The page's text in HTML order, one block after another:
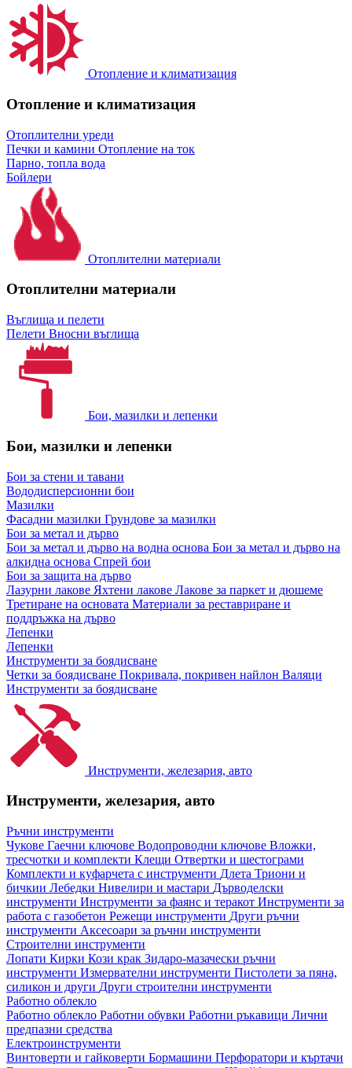
Отопление и климатизация
Отопление и климатизация
Отоплителни уреди
Печки и камини Отопление на ток
Парно, топла вода
Бойлери
Отоплителни материали
Отоплителни материали
Въглища и пелети
Пелети Вносни въглища
Бои, мазилки и лепенки
Бои, мазилки и лепенки
Бои за стени и тавани
Вододисперсионни бои
Мазилки
Фасадни мазилки Грундове за мазилки
Бои за метал и дърво
Бои за метал и дърво на водна основа Бои за метал и дърво на
алкидна основа Спрей бои
Бои за защита на дърво
Лазурни лакове Яхтени лакове Лакове за паркет и дюшеме
Третиране на основата Материали за реставриране и
поддръжка на дърво
Лепенки
Лепенки
Инструменти за боядисване
Четки за боядисване Покривала, покривен найлон Валяци
Инструменти за боядисване
Инструменти, железария, авто
Инструменти, железария, авто
Ръчни инструменти
Чукове Гаечни ключове Водопроводни ключове Вложки,
тресчотки и комплекти Клещи Отвертки и шестограми
Комплекти и куфарчета с инструменти Длета Триони и
бичкии Лебедки Нивелири и мастари Дърводелски
инструменти Инструменти за фаянс и теракот Инструменти за
работа с газобетон Режещи инструменти Други ръчни
инструменти Аксесоари за ръчни инструменти
Строителни инструменти
Лопати Кирки Кози крак Зидаро-мазачески ръчни
инструменти Измервателни инструменти Пистолети за пяна,
силикон и други Други строителни инструменти
Работно облекло
Работно облекло Работни обувки Работни ръкавици Лични
предпазни средства
Електроинструменти
Винтоверти и гайковерти Бормашини Перфоратори и къртачи